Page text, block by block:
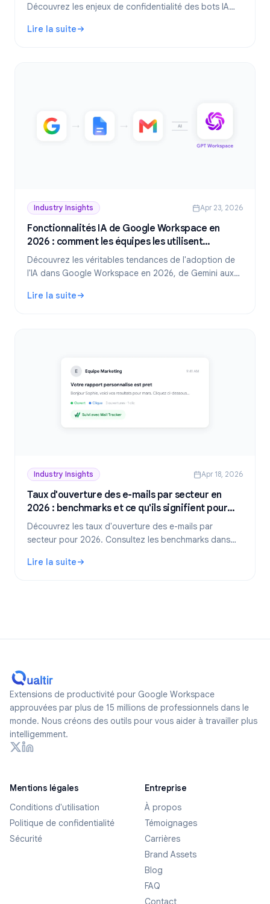
Découvrez les enjeux de confidentialité des bots IA
bot, et comment TeleClaw gère vos données.
Lire la suite
: Confidentialité dans les bots IA Telegram : quelles
Industry Insights Apr 23, 2026
Fonctionnalités IA de Google Workspace en
2026 : comment les équipes les utilisent
réellement
Découvrez les véritables tendances de l'adoption de
l'IA dans Google Workspace en 2026, de Gemini aux
fonctionnalités d'IA les équipes utilisent-elles le plus et
Lire la suite
: Fonctionnalités IA de Google Workspace en 2026 :
Industry Insights Apr 18, 2026
Taux d'ouverture des e-mails par secteur en
2026 : benchmarks et ce qu'ils signifient pour
vous
Découvrez les taux d'ouverture des e-mails par
secteur pour 2026. Consultez les benchmarks dans
taux.
Lire la suite
: Taux d'ouverture des e-mails par secteur en 2026 :
Extensions de productivité pour Google Workspace
approuvées par plus de 15 millions de professionnels dans le
monde. Nous créons des outils pour vous aider à travailler plus
intelligemment.
Mentions légales
Conditions d'utilisation
Politique de confidentialité
Sécurité
Entreprise
À propos
Témoignages
Carrières
Brand Assets
Blog
FAQ
Contact